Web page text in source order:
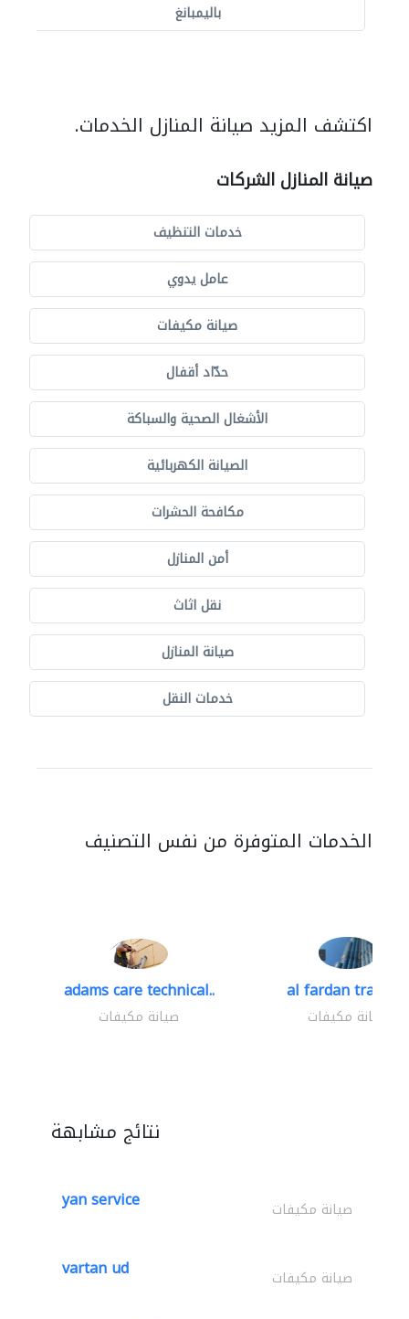
باليمبانغ
اكتشف المزيد صيانة المنازل الخدمات.
صيانة المنازل الشركات
خدمات التنظيف
عامل يدوي
صيانة مكيفات
حدّاد أقفال
الأشغال الصحية والسباكة
الصيانة الكهربائية
مكافحة الحشرات
أمن المنازل
نقل اثاث
صيانة المنازل
خدمات النقل
الخدمات المتوفرة من نفس التصنيف
adams care technical..
صيانة مكيفات
al fardan trading..
صيانة مكيفات
نتائج مشابهة
yan service صيانة مكيفات
vartan ud صيانة مكيفات